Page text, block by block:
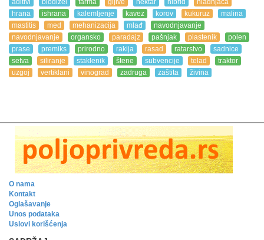
aditivi biodizel farma gljive hektar hibrid
hladnjača
hrana
ishrana kalemljenje kavez korov kukuruz
malina
mastitis
med mehanizacija mlađ
navodnjavanje
navodnjavanje
organsko paradajz pašnjak plastenik
polen
prase
premiks prirodno rakija rasad ratarstvo
sadnice
setva
siliranje staklenik štene subvencije telad
traktor
uzgoj
vertiklani vinograd zadruga zaštita živina
O nama
Kontakt
Oglašavanje
Unos podataka
Uslovi korišćenja